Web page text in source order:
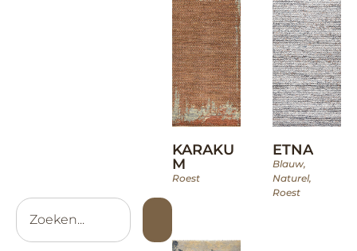
KARAKU
M
Roest
ETNA
Blauw,
Naturel,
Roest